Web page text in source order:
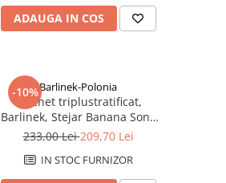
ADAUGA IN COS
-10%Barlinek-Polonia
Parchet triplustratificat,
Barlinek, Stejar Banana Song
Grande Scurt
233,00 Lei209,70 Lei
IN STOC FURNIZOR